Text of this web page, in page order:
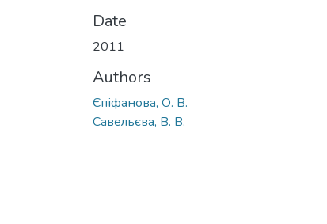
Date
2011
Authors
Єпіфанова, О. В.
Савельєва, В. В.